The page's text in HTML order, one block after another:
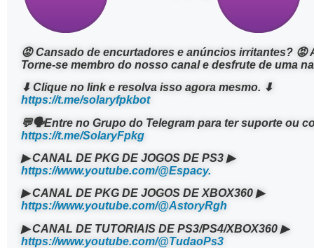
😡 Cansado de encurtadores e anúncios irritantes?
Torne-se membro do nosso canal e desfrute de uma
⬇ Clique no link e resolva isso agora mesmo. ⬇
https://t.me/solaryfpkbot
💬🗣Entre no Grupo do Telegram para ter suporte ou
https://t.me/SolaryFpkg
▶ CANAL DE PKG DE JOGOS DE PS3 ▶
https://www.youtube.com/@Espacy.
▶ CANAL DE PKG DE JOGOS DE XBOX360 ▶
https://www.youtube.com/@AstoryRgh
▶ CANAL DE TUTORIAIS DE PS3/PS4/XBOX360 ▶
https://www.youtube.com/@TudaoPs3